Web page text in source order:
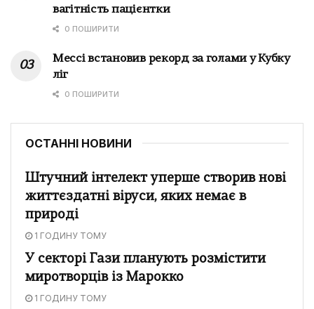
вагітність пацієнтки
0 ПОШИРИТИ
Мессі встановив рекорд за голами у Кубку
ліг
0 ПОШИРИТИ
ОСТАННІ НОВИНИ
Штучний інтелект уперше створив нові
життєздатні віруси, яких немає в
природі
1 ГОДИНУ ТОМУ
У секторі Гази планують розмістити
миротворців із Марокко
1 ГОДИНУ ТОМУ